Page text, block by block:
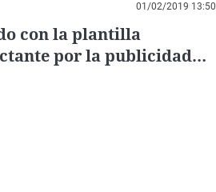
01/02/2019 13:50
con la plantilla
por la publicidad